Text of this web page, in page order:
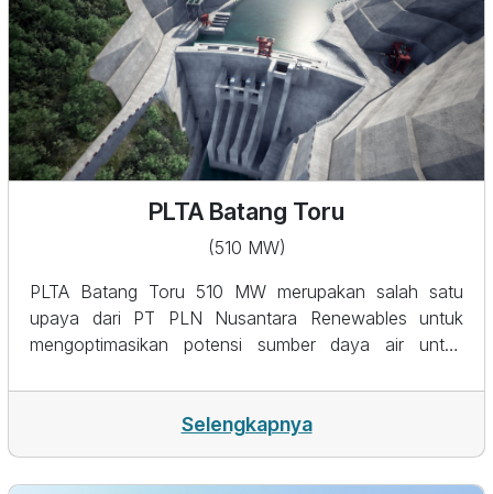
PLTA Batang Toru
(510 MW)
PLTA Batang Toru 510 MW merupakan salah satu
upaya dari PT PLN Nusantara Renewables untuk
mengoptimasikan potensi sumber daya air untuk
ini merupakan tipe pembangkit peaker dengan
spesifikasi konsumsi air sebesar 0.24 liter per kWh.
Selengkapnya